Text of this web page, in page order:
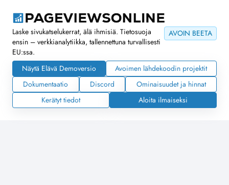
AVOIN BEETA
Laske sivukatselukerrat, älä ihmisiä. Tietosuoja
ensin – verkkianalytiikka, tallennettuna turvallisesti
EU:ssa.
Näytä Elävä Demoversio
Avoimen lähdekoodin projektit
Dokumentaatio
Discord
Ominaisuudet ja hinnat
Kerätyt tiedot
Aloita ilmaiseksi